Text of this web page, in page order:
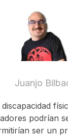
Juanjo
podrían
ser un